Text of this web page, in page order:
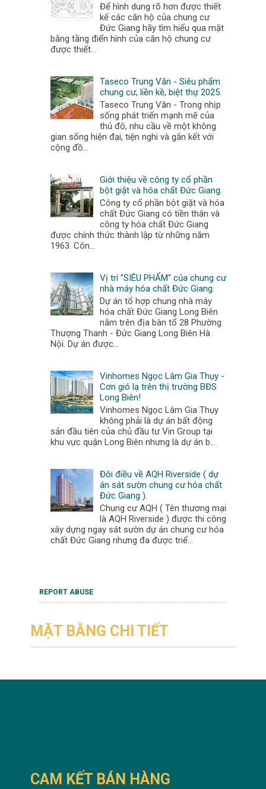
Để hình dung rõ hơn được thiết
kế các căn hộ của chung cư
Đức Giang hãy tìm hiểu qua mặt
bằng tầng điển hình của căn hộ chung cư
được thiết...
Taseco Trung Văn - Siêu phẩm
chung cư, liền kề, biệt thự 2025.
Taseco Trung Văn - Trong nhịp
sống phát triển mạnh mẽ của
thủ đô, nhu cầu về một không
gian sống hiện đại, tiện nghi và gắn kết với
cộng đồ...
Giới thiệu về công ty cổ phần
bột giặt và hóa chất Đức Giang.
Công ty cổ phần bột giặt và hóa
chất Đức Giang có tiền thân và
công ty hóa chất Đức Giang
được chính thức thành lập từ những năm
1963. Côn...
Vị trí "SIÊU PHẨM" của chung cư
nhà máy hóa chất Đức Giang.
Dự án tổ hợp chung nhà máy
hóa chất Đức Giang Long Biên
nằm trên địa bàn tổ 28 Phường
Thượng Thanh - Đức Giang Long Biên Hà
Nội. Dự án được...
Vinhomes Ngọc Lâm Gia Thụy -
Cơn gió lạ trên thị trường BĐS
Long Biên!
Vinhomes Ngọc Lâm Gia Thụy
không phải là dự án bất động
sản đầu tiên của chủ đầu tư Vin Group tại
khu vực quận Long Biên nhưng là dự án b...
Đôi điều về AQH Riverside ( dự
án sát sườn chung cư hóa chất
Đức Giang ).
Chung cư AQH ( Tên thương mại
là AQH Riverside ) được thi công
xây dựng ngay sát sườn dự án chung cư hóa
chất Đức Giang nhưng đa được triể...
REPORT ABUSE
MẶT BẰNG CHI TIẾT
CAM KẾT BÁN HÀNG